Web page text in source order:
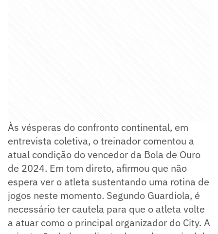
Às vésperas do confronto continental, em
entrevista coletiva, o treinador comentou a
atual condição do vencedor da Bola de Ouro
de 2024. Em tom direto, afirmou que não
espera ver o atleta sustentando uma rotina de
jogos neste momento. Segundo Guardiola, é
necessário ter cautela para que o atleta volte
a atuar como o principal organizador do City. A